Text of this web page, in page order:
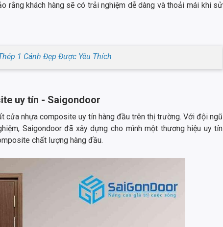
rằng khách hàng sẽ có trải nghiệm dễ dàng và thoải mái khi sử
1 Cánh Đẹp Được Yêu Thích
uy tín - Saigondoor
cửa nhựa composite uy tín hàng đầu trên thị trường. Với đội ngũ
Saigondoor đã xây dựng cho mình một thương hiệu uy tín
chất lượng hàng đầu.